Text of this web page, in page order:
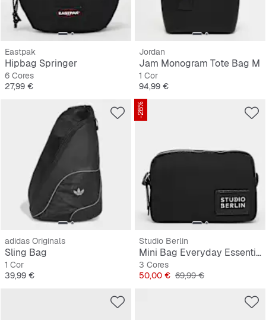
Eastpak
Hipbag Springer
6 Cores
Preço
27,99 €
Jordan
Jam Monogram Tote Bag M
1 Cor
Preço
94,99 €
adidas Originals
Sling Bag
1 Cor
Preço
39,99 €
-28%
Studio Berlin
Mini Bag Everyday Essential Bag Dahlem
3 Cores
Preço
50,00 € Preço original
69,99 €